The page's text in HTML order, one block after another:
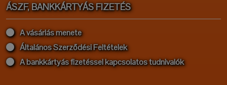
ÁSZF, BANKKÁRTYÁS FIZETÉS
A vásárlás menete
Általános Szerződési Feltételek
A bankkártyás fizetéssel kapcsolatos tudnivalók